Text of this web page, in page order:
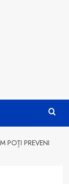
POȚI PREVENI